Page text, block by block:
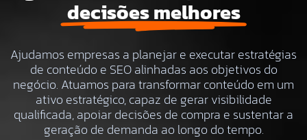
decisões melhores
Ajudamos empresas a planejar e executar estratégias
de conteúdo e SEO alinhadas aos objetivos do
negócio. Atuamos para transformar conteúdo em um
ativo estratégico, capaz de gerar visibilidade
qualificada, apoiar decisões de compra e sustentar a
geração de demanda ao longo do tempo.